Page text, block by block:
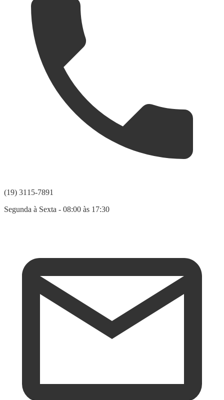
(19) 3115-7891
Segunda à Sexta - 08:00 às 17:30